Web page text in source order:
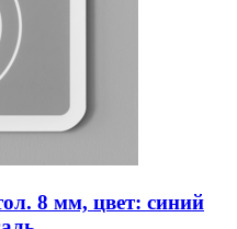
8 мм, цвет: синий